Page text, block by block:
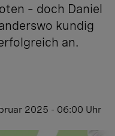
– doch Daniel
kundig
an.
2025 - 06:00 Uhr